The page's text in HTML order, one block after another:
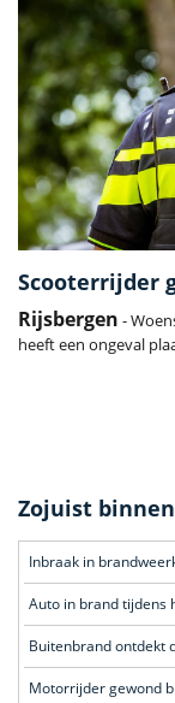
Scooterrijder
Rijsbergen -
heeft een ongeval
Zojuist
Inbraak in
Auto in brand tijdens
Buitenbrand ontdekt
Motorrijder gewond